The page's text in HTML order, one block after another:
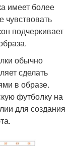
имеет более
чувствовать
подчеркивает
обычно
сделать
в образе.
футболку на
для создания